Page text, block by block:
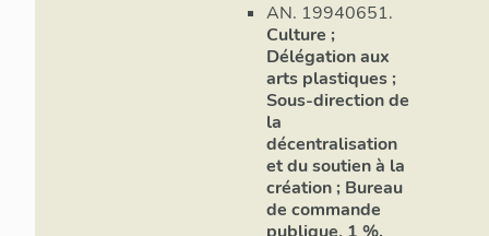
programme et
mandataire, un
culture de la
Homiridis), et le
certain nombre
de la réunion du
lycée
AN. 19940651.
Culture ;
Délégation aux
arts plastiques ;
Sous-direction de
la
décentralisation
et du soutien à la
création ; Bureau
de commande